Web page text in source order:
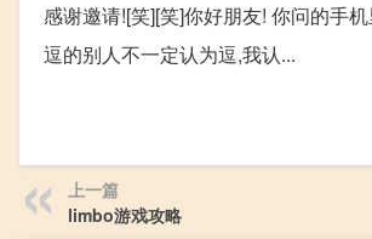
感谢邀请![笑][笑]你好朋友! 你问的手
逗的别人不一定认为逗,我认...
上一篇
limbo游戏攻略